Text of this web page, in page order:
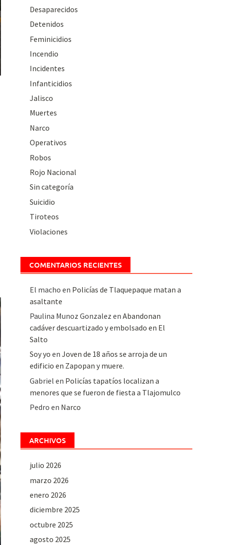
Desaparecidos
Detenidos
Feminicidios
Incendio
Incidentes
Infanticidios
Jalisco
Muertes
Narco
Operativos
Robos
Rojo Nacional
Sin categoría
Suicidio
Tiroteos
Violaciones
COMENTARIOS RECIENTES
El macho en Policías de Tlaquepaque matan a
asaltante
Paulina Munoz Gonzalez en Abandonan
cadáver descuartizado y embolsado en El
Salto
Soy yo en Joven de 18 años se arroja de un
edificio en Zapopan y muere.
Gabriel en Policías tapatíos localizan a
menores que se fueron de fiesta a Tlajomulco
Pedro en Narco
ARCHIVOS
julio 2026
marzo 2026
enero 2026
diciembre 2025
octubre 2025
agosto 2025